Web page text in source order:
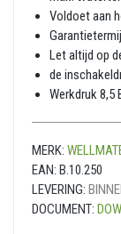
Voldoet aan
Let altijd op
de
Werkdruk 8,5
MERK:
EAN: B.10.250
LEVERING:
DOCUMENT: